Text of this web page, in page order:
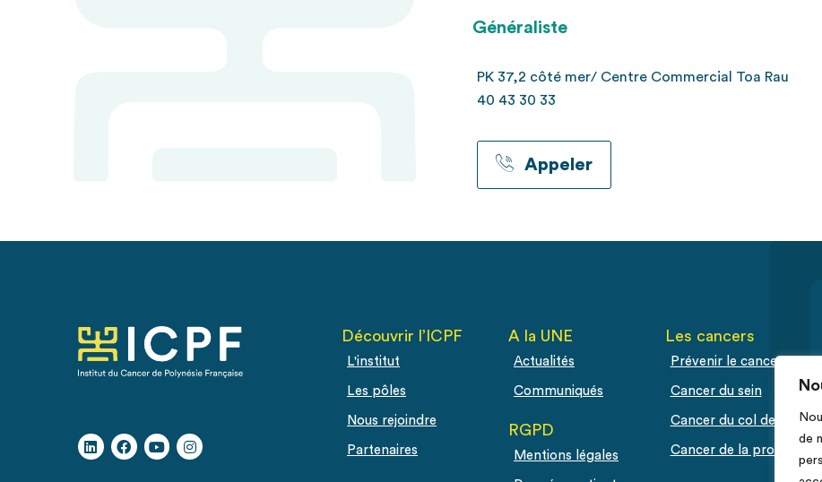
de
Généraliste
PK 37,2 côté mer/ Centre Commercial Toa Rau
40 43 30 33
Appeler
Découvrir l’ICPF
L'institut
Les pôles
Nous rejoindre
Partenaires
A la UNE
Actualités
Communiqués
RGPD
Mentions légales
Les cancers
Prévenir le cancer
Cancer du sein
Cancer du col de
Cancer de la prostate